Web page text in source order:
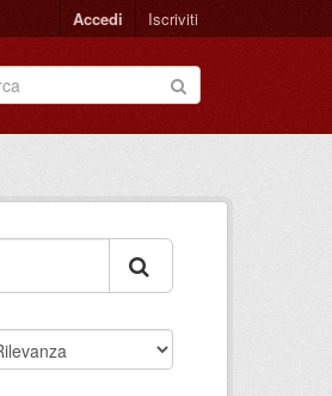
Accedi Iscriviti